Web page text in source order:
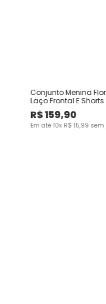
Conjunto Menina
Laço Frontal E
Carinhoso
R$159,90
Em até10xR$ 15,99 sem